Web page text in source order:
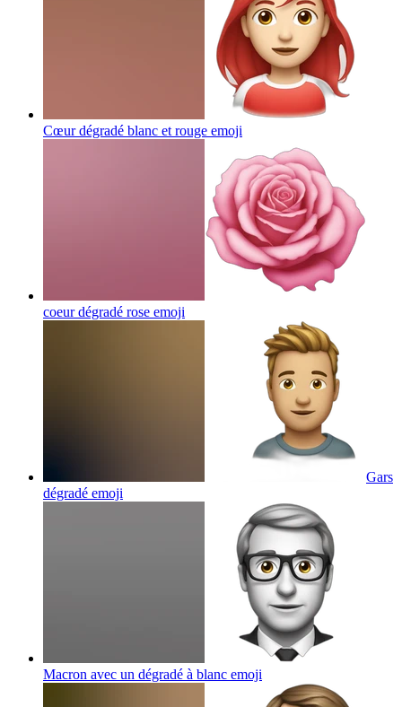
Cœur dégradé blanc et rouge emoji
coeur dégradé rose emoji
Gars
dégradé emoji
Macron avec un dégradé à blanc emoji